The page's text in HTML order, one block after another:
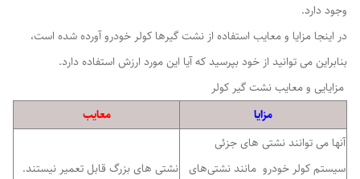
وجود دارد.
در اینجا مزایا و معایب استفاده از نشت گیرها کولر خودرو آورده شده است،
بنابراین می توانید از خود بپرسید که آیا این مورد ارزش استفاده دارد.
مزایایی و معایب نشت گیر کولر
مزایا
معایب
آنها می توانند نشتی های جزئی
سیستم کولر خودرو مانند نشتی‌های نشتی های بزرگ قابل تعمیر نیستند.